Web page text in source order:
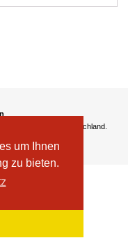
um Ihnen
zu bieten.
Österreich und Deutschland.